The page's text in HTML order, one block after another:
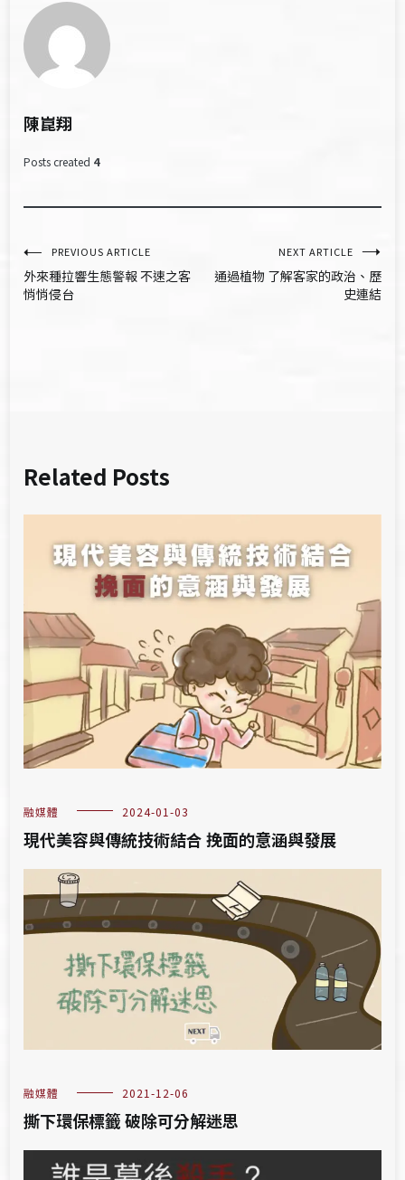
陳崑翔
Posts created 4
文
章
PREVIOUS ARTICLE
外來種拉響生態警報 不速之客
悄悄侵台
NEXT ARTICLE
通過植物 了解客家的政治、歷
史連結
Related Posts
融媒體 2024-01-03
現代美容與傳統技術結合 挽面的意涵與發展
融媒體 2021-12-06
撕下環保標籤 破除可分解迷思